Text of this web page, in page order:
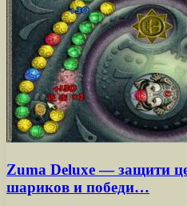
Zuma Deluxe — защити
шариков и победи…